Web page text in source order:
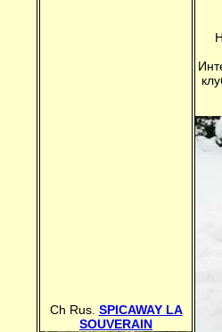
Сh Rus. SPICAWAY LA
SOUVERAIN